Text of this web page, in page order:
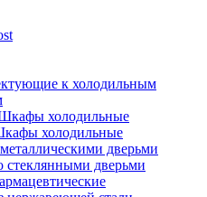
к холодильным
холодильные
холодильные
дверьми
стеклянными дверьми